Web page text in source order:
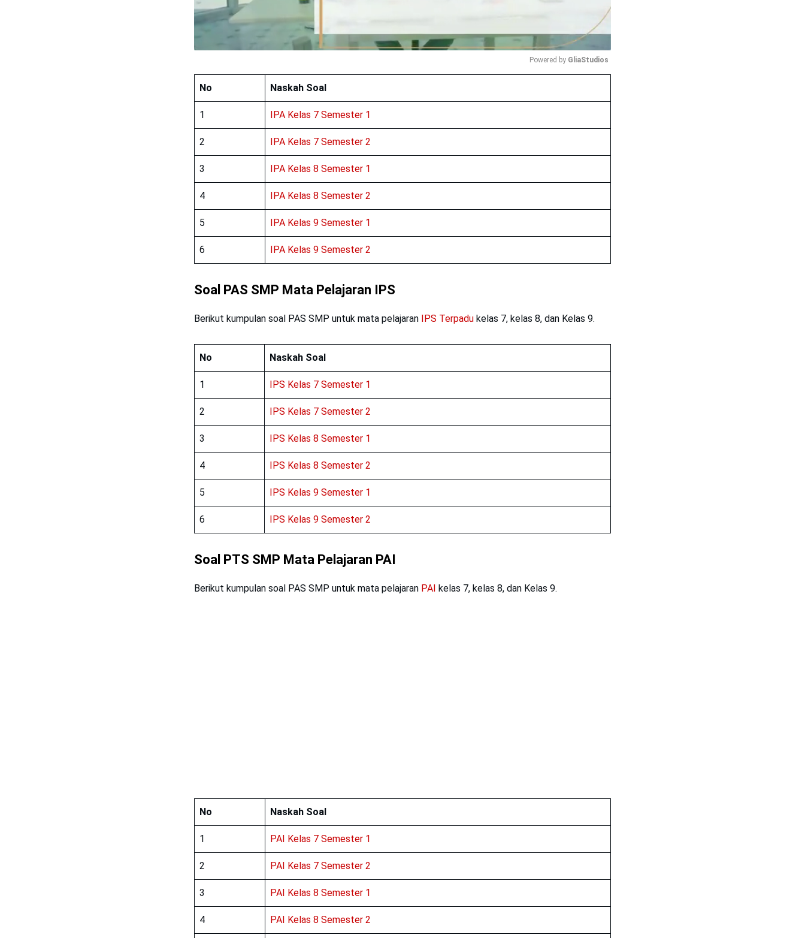
Powered by GliaStudios
No Naskah Soal
1 IPA Kelas 7 Semester 1
2 IPA Kelas 7 Semester 2
3 IPA Kelas 8 Semester 1
4 IPA Kelas 8 Semester 2
5 IPA Kelas 9 Semester 1
6 IPA Kelas 9 Semester 2
Soal PAS SMP Mata Pelajaran IPS
Berikut kumpulan soal PAS SMP untuk mata pelajaran IPS Terpadu kelas 7, kelas 8, dan Kelas 9.
No Naskah Soal
1 IPS Kelas 7 Semester 1
2 IPS Kelas 7 Semester 2
3 IPS Kelas 8 Semester 1
4 IPS Kelas 8 Semester 2
5 IPS Kelas 9 Semester 1
6 IPS Kelas 9 Semester 2
Soal PTS SMP Mata Pelajaran PAI
Berikut kumpulan soal PAS SMP untuk mata pelajaran PAI kelas 7, kelas 8, dan Kelas 9.
No Naskah Soal
1 PAI Kelas 7 Semester 1
2 PAI Kelas 7 Semester 2
3 PAI Kelas 8 Semester 1
4 PAI Kelas 8 Semester 2